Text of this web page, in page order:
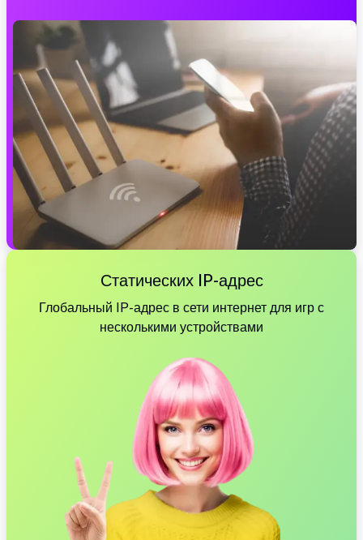
Статических IP-адрес
Глобальный IP-адрес в сети интернет для игр с
несколькими устройствами